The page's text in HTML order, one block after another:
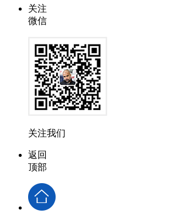
关注
微信
关注我们
返回
顶部